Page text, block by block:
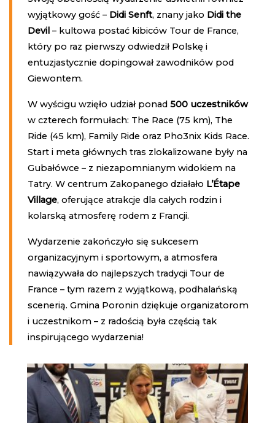
wyjątkowy gość – Didi Senft, znany jako Didi the
Devil– kultowa postać kibiców Tour de France,
który po raz pierwszy odwiedził Polskę i
entuzjastycznie dopingował zawodników pod
Giewontem.
W wyścigu wzięło udział ponad 500 uczestników
w czterech formułach: The Race (75 km), The
Ride (45 km), Family Ride oraz Pho3nix Kids Race.
Start i meta głównych tras zlokalizowane były na
Gubałówce – z niezapomnianym widokiem na
Tatry. W centrum Zakopanego działało L’Étape
Village, oferujące atrakcje dla całych rodzin i
kolarską atmosferę rodem z Francji.
Wydarzenie zakończyło się sukcesem
organizacyjnym i sportowym, a atmosfera
nawiązywała do najlepszych tradycji Tour de
France – tym razem z wyjątkową, podhalańską
scenerią. Gmina Poronin dziękuje organizatorom
i uczestnikom – z radością była częścią tak
inspirującego wydarzenia!